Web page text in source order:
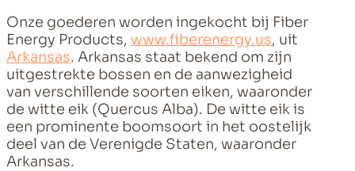
Onze goederen worden ingekocht bij Fiber
Energy Products, www.fiberenergy.us, uit
Arkansas. Arkansas staat bekend om zijn
uitgestrekte bossen en de aanwezigheid
van verschillende soorten eiken, waaronder
de witte eik (Quercus Alba). De witte eik is
een prominente boomsoort in het oostelijk
deel van de Verenigde Staten, waaronder
Arkansas.